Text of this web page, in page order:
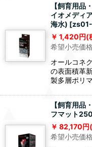
【飼育用品
イオメディ
海水) [
1,420円(
希望小売価格
オールコネ
の表面積革
製多層ポリ
【飼育用品
フマット250
82,170円
希望小売価格